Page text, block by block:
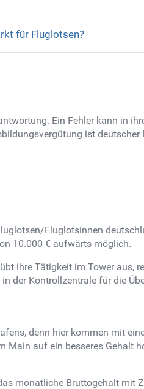
für Fluglotsen?
Ein Fehler kann in
ist deutscher
Fluglotsinnen
10.000 € aufwärts möglich.
ihre Tätigkeit im Tower aus,
der Kontrollzentrale für die
denn hier kommen mit
auf ein besseres Gehalt
monatliche Bruttogehalt mit